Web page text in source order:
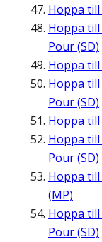
Hoppa till
Hoppa till
Pour (SD)
Hoppa till
Hoppa till
Pour (SD)
Hoppa till
Hoppa till
Pour (SD)
Hoppa till
(MP)
Hoppa till
Pour (SD)